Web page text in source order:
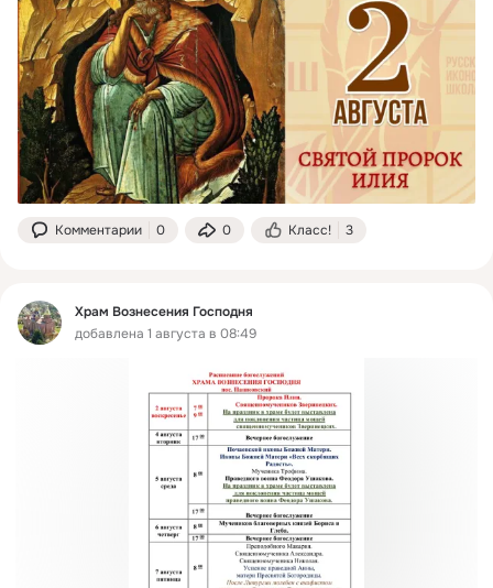
Комментарии 0 0 Класс! 3
Храм Вознесения Господня
добавлена 1 августа в 08:49